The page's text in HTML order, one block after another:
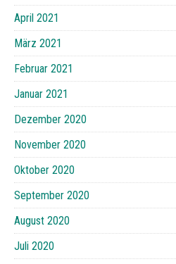
April 2021
März 2021
Februar 2021
Januar 2021
Dezember 2020
November 2020
Oktober 2020
September 2020
August 2020
Juli 2020